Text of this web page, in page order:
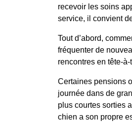
recevoir les soins
service, il convient
Tout d’abord,
fréquenter de
rencontres en tête-à-
Certaines pensions
journée dans de
plus courtes sorties
chien a son propre